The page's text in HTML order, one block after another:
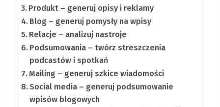
Produkt – generuj opisy i reklamy
Blog – generuj pomysły na wpisy
Relacje – analizuj nastroje
Podsumowania – twórz streszczenia
podcastów i spotkań
Mailing – generuj szkice wiadomości
Social media – generuj podsumowanie
wpisów blogowych